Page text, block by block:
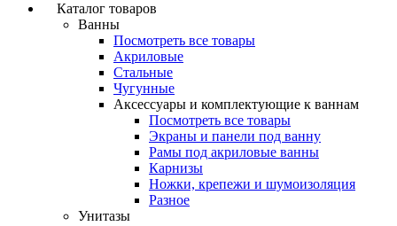
Каталог товаров
Ванны
Посмотреть все товары
Акриловые
Стальные
Чугунные
Аксессуары и комплектующие к ваннам
Посмотреть все товары
Экраны и панели под ванну
Рамы под акриловые ванны
Карнизы
Ножки, крепежи и шумоизоляция
Разное
Унитазы